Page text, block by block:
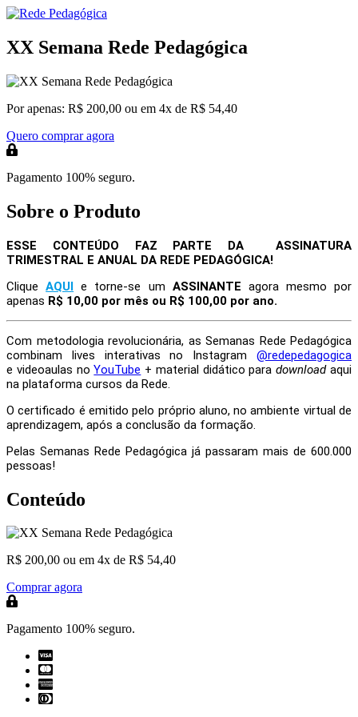
XX Semana Rede Pedagógica
Por apenas: R$ 200,00 ou em 4x de R$ 54,40
Quero comprar agora
Pagamento 100% seguro.
Sobre o Produto
ESSE CONTEÚDO FAZ PARTE DA ASSINATURA
TRIMESTRAL E ANUAL DA REDE PEDAGÓGICA!
CliqueAQUI e torne-se um ASSINANTE agora mesmo por
apenas R$ 10,00 por mês ou R$ 100,00 por ano.
Com metodologia revolucionária, as Semanas Rede Pedagógica
combinam lives interativas no Instagram
@redepedagogica
e videoaulas noYouTube + material didático paradownloadaqui
na plataforma cursos da Rede.
O certificado é emitido pelo próprio aluno, no ambiente virtual de
aprendizagem, após a conclusão da formação.
Pelas Semanas Rede Pedagógica já passaram mais de 600.000
pessoas!
Conteúdo
R$ 200,00 ou em 4x de R$ 54,40
Comprar agora
Pagamento 100% seguro.